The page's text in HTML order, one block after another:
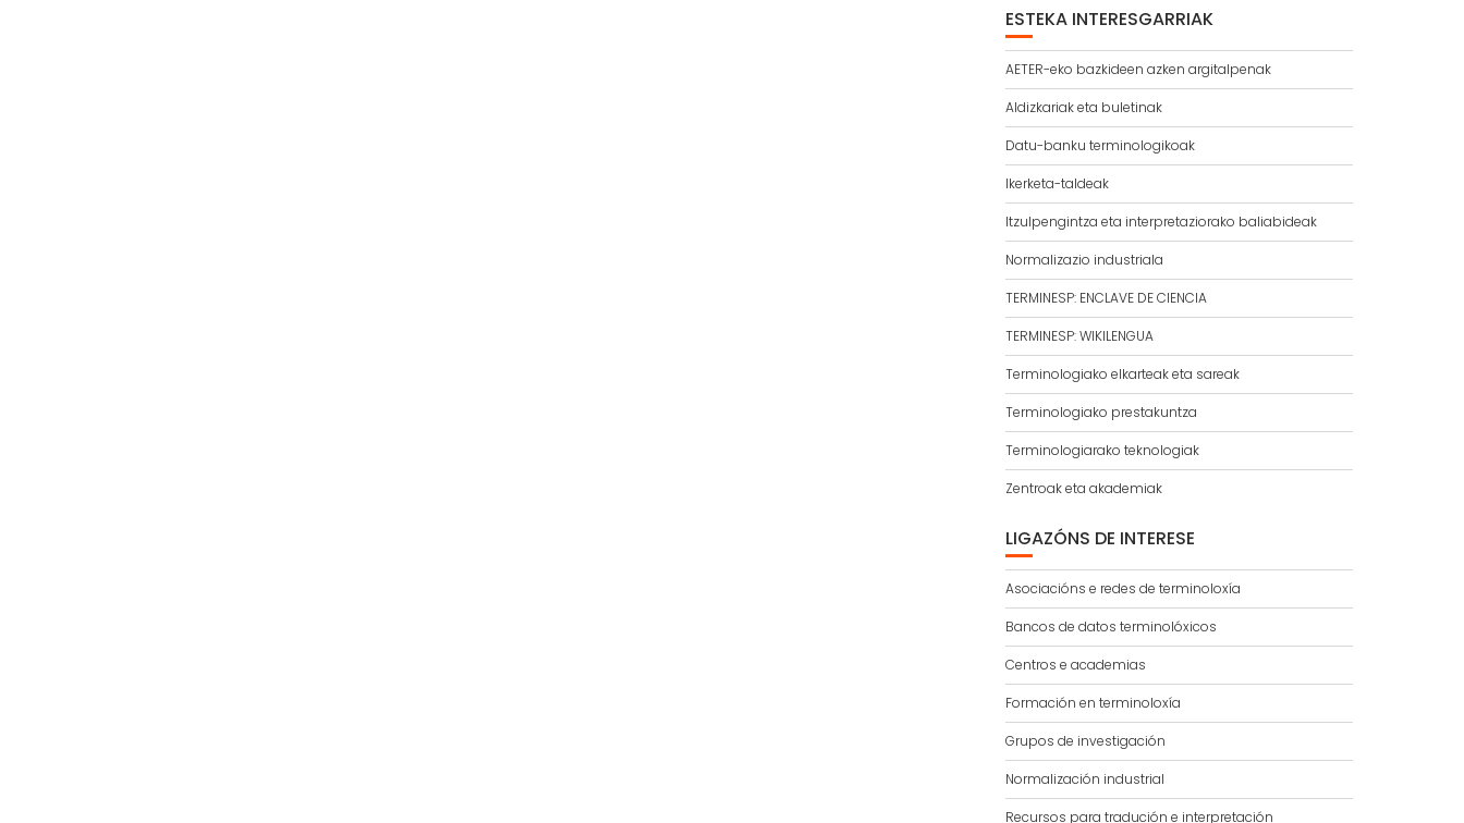
ESTEKA INTERESGARRIAK
AETER-eko bazkideen azken argitalpenak
Aldizkariak eta buletinak
Datu-banku terminologikoak
Ikerketa-taldeak
Itzulpengintza eta interpretaziorako baliabideak
Normalizazio industriala
TERMINESP: ENCLAVE DE CIENCIA
TERMINESP: WIKILENGUA
Terminologiako elkarteak eta sareak
Terminologiako prestakuntza
Terminologiarako teknologiak
Zentroak eta akademiak
LIGAZÓNS DE INTERESE
Asociacións e redes de terminoloxía
Bancos de datos terminolóxicos
Centros e academias
Formación en terminoloxía
Grupos de investigación
Normalización industrial
Recursos para tradución e interpretación